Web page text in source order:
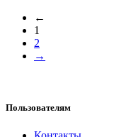
←
1
2
→
Пользователям